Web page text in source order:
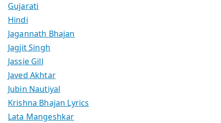
Gujarati
Hindi
Jagannath Bhajan
Jagjit Singh
Jassie Gill
Javed Akhtar
Jubin Nautiyal
Krishna Bhajan Lyrics
Lata Mangeshkar